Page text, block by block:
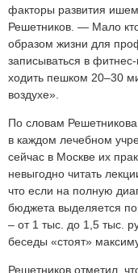
факторы развития
Решетников. — Мало
образом жизни для
записываться в
ходить пешком 20–30
воздухе».
По словам
в каждом лечебном
сейчас в Москве их
невыгодно читать
что если на полную
бюджета выделяется
– от 1 тыс. до 1,5 тыс.
беседы «стоят»
Решетников отметил,